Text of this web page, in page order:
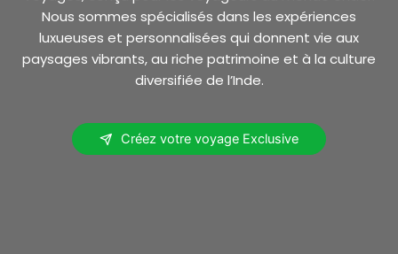
Nous sommes spécialisés dans les expériences
luxueuses et personnalisées qui donnent vie aux
paysages vibrants, au riche patrimoine et à la culture
diversifiée de l’Inde.
Créez votre voyage Exclusive